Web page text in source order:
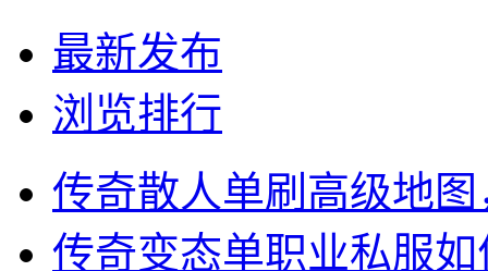
最新发布
浏览排行
传奇散人单刷高级地
传奇变态单职业私服